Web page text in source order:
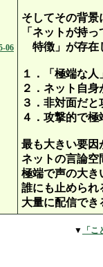
06
そしてその背景
「ネットが持
特徴」が存在
１．「極端な
２．ネット自
３．非対面だ
４．攻撃的で
最も大きい要因
ネットの言論空
極端で声の大き
誰にも止められ
大量に配信でき
▼ 「